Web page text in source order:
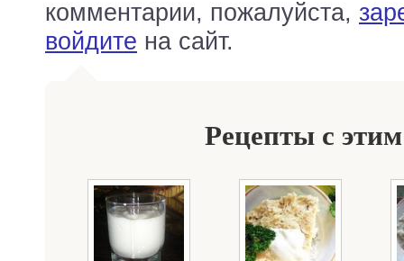
комментарии, пожалуйста,
войдите на сайт.
Рецепты с